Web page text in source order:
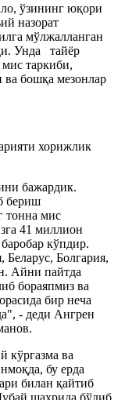
ўзининг юқори
назорат
мўлжалланган
Унда тайёр
таркиби,
бошқа мезонлар
хорижлик
бажардик.
бериш
тонна мис
41 миллион
кўпдир.
Беларус, Болгария,
Айни пайтда
бораяпмиз ва
бир неча
- деди Ангрен
кўргазма ва
бу ерда
билан қайтиб
шаҳрида бўлиб